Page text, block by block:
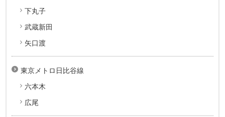
下丸子
武蔵新田
矢口渡
東京メトロ日比谷線
六本木
広尾